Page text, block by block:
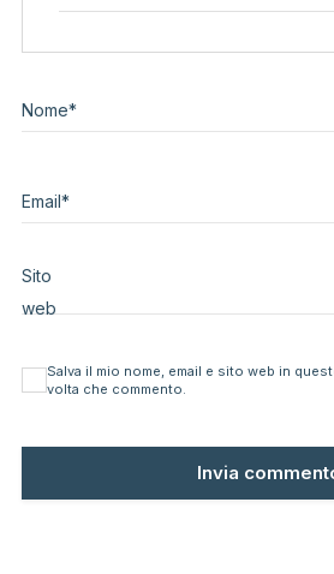
Nome*
Email*
Sito
web
Salva il mio nome, email e sito web in
volta che commento.